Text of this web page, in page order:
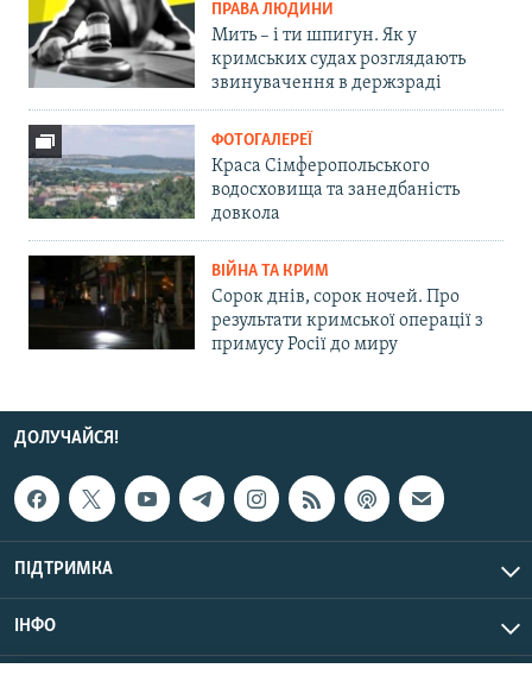
ПРАВА ЛЮДИНИ
Мить – і ти шпигун. Як у
кримських судах розглядають
звинувачення в держзраді
ФОТОГАЛЕРЕЇ
Краса Сімферопольського
водосховища та занедбаність
довкола
ВІЙНА ТА КРИМ
Сорок днів, сорок ночей. Про
результати кримської операції з
примусу Росії до миру
ДОЛУЧАЙСЯ!
ПІДТРИМКА
ІНФО